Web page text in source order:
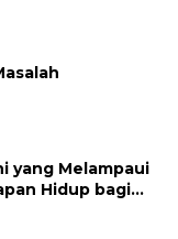
yang Melampaui